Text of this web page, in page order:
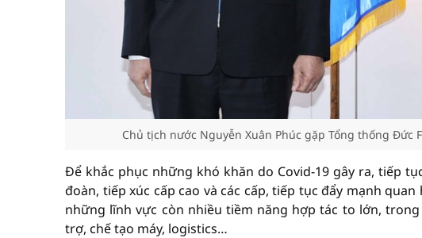
Chủ tịch nước Nguyễn Xuân Phúc gặp Tổng thống Đức
Để khắc phục những khó khăn do Covid-19 gây ra, tiếp
đoàn, tiếp xúc cấp cao và các cấp, tiếp tục đẩy mạnh
những lĩnh vực còn nhiều tiềm năng hợp tác to lớn,
trợ, chế tạo máy, logistics…